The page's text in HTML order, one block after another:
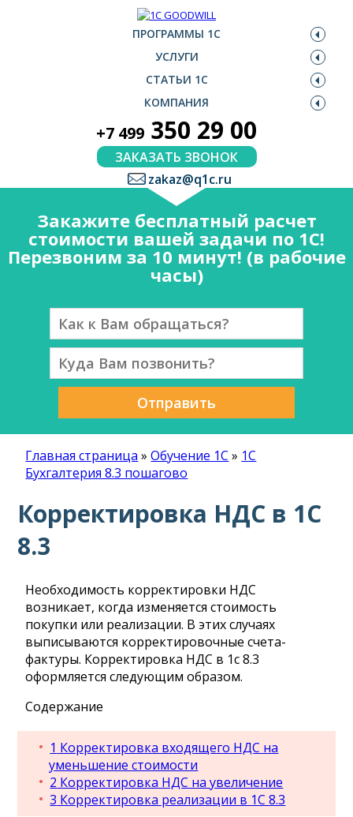
ПРОГРАММЫ 1С
УСЛУГИ
СТАТЬИ 1С
КОМПАНИЯ
+7 499 350 29 00
ЗАКАЗАТЬ ЗВОНОК
zakaz@q1c.ru
Закажите бесплатный расчет
стоимости вашей задачи по 1С!
Перезвоним за 10 минут! (в рабочие
часы)
Отправить
Главная страница »Обучение 1С » 1С
Бухгалтерия 8.3 пошагово
Корректировка НДС в 1С
8.3
Необходимость корректировки НДС
возникает, когда изменяется стоимость
покупки или реализации. В этих случаях
выписываются корректировочные счета-
фактуры. Корректировка НДС в 1с 8.3
оформляется следующим образом.
Содержание
1 Корректировка входящего НДС на
уменьшение стоимости
2 Корректировка НДС на увеличение
3 Корректировка реализации в 1С 8.3